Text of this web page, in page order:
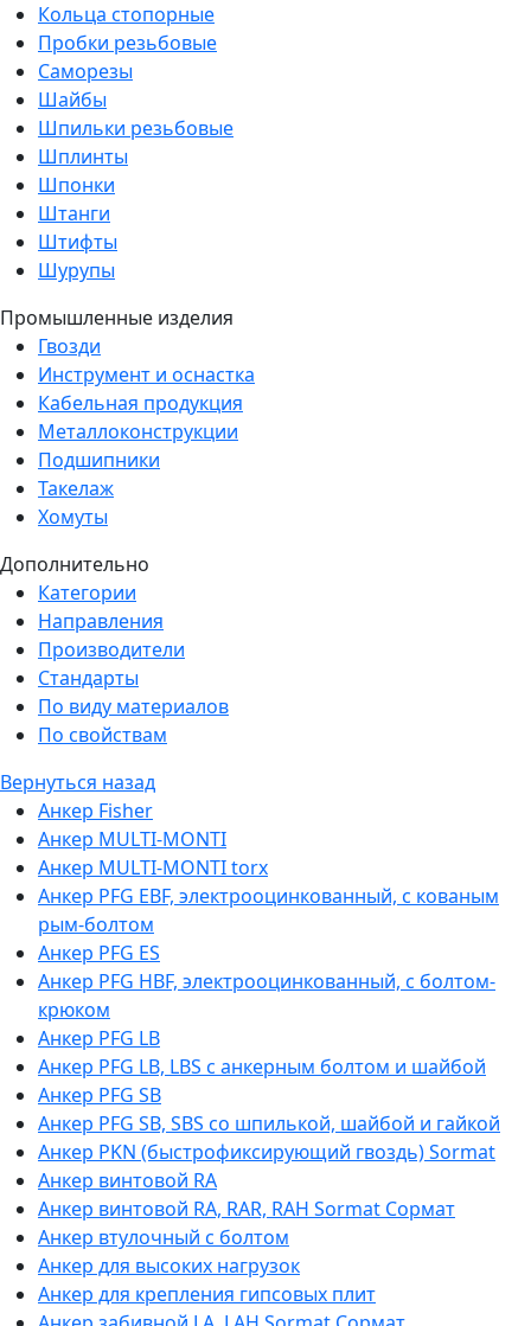
Кольца стопорные
Пробки резьбовые
Саморезы
Шайбы
Шпильки резьбовые
Шплинты
Шпонки
Штанги
Штифты
Шурупы
Промышленные изделия
Гвозди
Инструмент и оснастка
Кабельная продукция
Металлоконструкции
Подшипники
Такелаж
Хомуты
Дополнительно
Категории
Направления
Производители
Стандарты
По виду материалов
По свойствам
Вернуться назад
Анкер Fisher
Анкер MULTI-MONTI
Анкер MULTI-MONTI torx
Анкер PFG EBF, электрооцинкованный, с кованым
рым-болтом
Анкер PFG ES
Анкер PFG HBF, электрооцинкованный, с болтом-
крюком
Анкер PFG LB
Анкер PFG LB, LBS с анкерным болтом и шайбой
Анкер PFG SB
Анкер PFG SB, SBS со шпилькой, шайбой и гайкой
Анкер PKN (быстрофиксирующий гвоздь) Sormat
Анкер винтовой RA
Анкер винтовой RA, RAR, RAH Sormat Сормат
Анкер втулочный с болтом
Анкер для высоких нагрузок
Анкер для крепления гипсовых плит